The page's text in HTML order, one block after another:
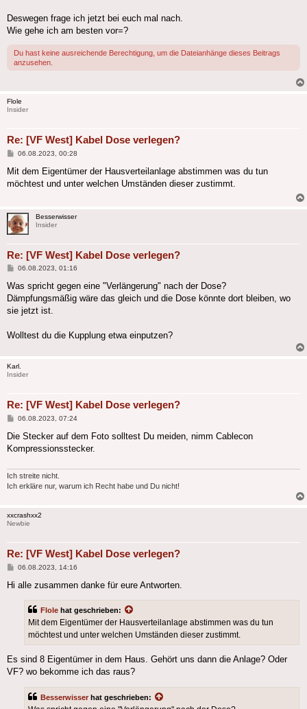
Deswegen frage ich jetzt bei euch mal nach.
Wie gehe ich am besten vor=?
Du hast keine ausreichende Berechtigung, um die Dateianhänge dieses Beitrags
anzusehen.
Flole
Insider
Re: [VF West] Kabel Dose verlegen?
Beitrag
06.08.2023, 00:28
Mit dem Eigentümer der Hausverteilanlage abstimmen was du tun
möchtest und unter welchen Umständen dieser zustimmt.
Besserwisser
Insider
Re: [VF West] Kabel Dose verlegen?
Beitrag
06.08.2023, 01:16
Was spricht gegen eine "Verlängerung" nach der Dose?
Dämpfungsmäßig wäre das gleich und die Dose könnte dort bleiben, wo
sie jetzt ist.
Wolltest du die Kupplung etwa einputzen?
Karl.
Insider
Re: [VF West] Kabel Dose verlegen?
Beitrag
06.08.2023, 07:24
Die Stecker auf dem Foto solltest Du meiden, nimm Cablecon
Kompressionsstecker.
Ich streite nicht.
Ich erkläre nur, warum ich Recht habe und Du nicht!
xxcrashxx2
Newbie
Re: [VF West] Kabel Dose verlegen?
Beitrag
06.08.2023, 14:16
Hi alle zusammen danke für eure Antworten.
Flole hat geschrieben:
Mit dem Eigentümer der Hausverteilanlage abstimmen was du tun
möchtest und unter welchen Umständen dieser zustimmt.
Es sind 8 Eigentümer in dem Haus. Gehört uns dann die Anlage? Oder
VF? wo bekomme ich das raus?
Besserwisser hat geschrieben: